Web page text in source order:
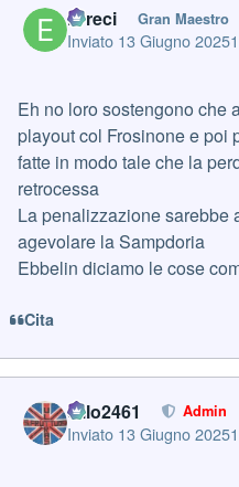
Erreci Gran Maestro
Inviato 13 Giugno 2025
Eh no loro sostengono che
playout col Frosinone e poi
fatte in modo tale che la
retrocessa
La penalizzazione sarebbe
agevolare la Sampdoria
Ebbelin diciamo le cose
Cita
cillo2461 Admin
Inviato 13 Giugno 2025